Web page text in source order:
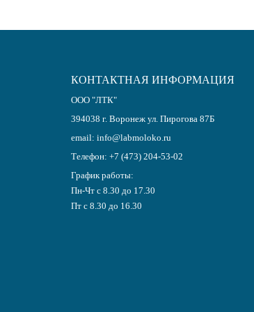
КОНТАКТНАЯ ИНФОРМАЦИЯ
ООО "ЛТК"
394038 г. Воронеж ул. Пирогова 87Б
email: info@labmoloko.ru
Телефон: +7 (473) 204-53-02
График работы:
Пн-Чт с 8.30 до 17.30
Пт с 8.30 до 16.30